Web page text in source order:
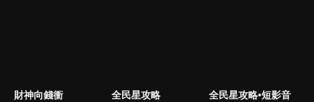
財神向錢衝 全民星攻略 全民星攻略•短影音